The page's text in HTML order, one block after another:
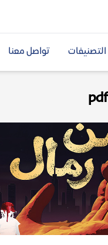
التصنيفات تواصل معنا